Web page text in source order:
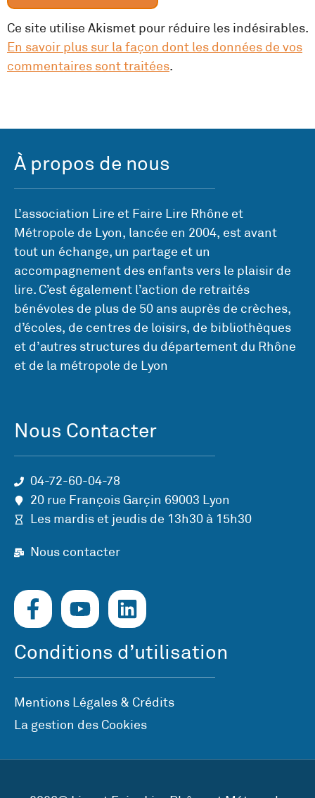
Ce site utilise Akismet pour réduire les indésirables.
En savoir plus sur la façon dont les données de vos
commentaires sont traitées.
À propos de nous
L’association Lire et Faire Lire Rhône et
Métropole de Lyon, lancée en 2004, est avant
tout un échange, un partage et un
accompagnement des enfants vers le plaisir de
lire. C’est également l’action de retraités
bénévoles de plus de 50 ans auprès de crèches,
d’écoles, de centres de loisirs, de bibliothèques
et d’autres structures du département du Rhône
et de la métropole de Lyon
Nous Contacter
04-72-60-04-78
20 rue François Garçin 69003 Lyon
Les mardis et jeudis de 13h30 à 15h30
Nous contacter
Conditions d’utilisation
Mentions Légales & Crédits
La gestion des Cookies